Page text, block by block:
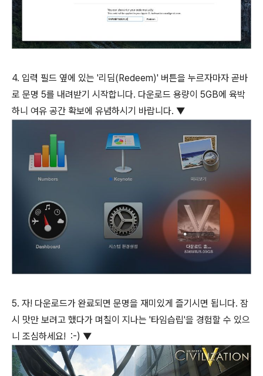
4. 입력 필드 옆에 있는 '리딤(Redeem)' 버튼을 누르자마자 곧바
로 문명 5를 내려받기 시작합니다. 다운로드 용량이 5GB에 육박
하니 여유 공간 확보에 유념하시기 바랍니다. ▼
5. 자! 다운로드가 완료되면 문명을 재미있게 즐기시면 됩니다. 잠
시 맛만 보려고 했다가 며칠이 지나는 '타임습립'을 경험할 수 있으
니 조심하세요! :-) ▼